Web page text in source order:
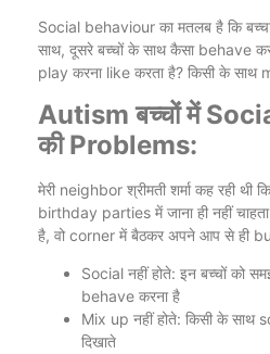
Social behaviour का मतलब है कि
साथ, दूसरे बच्चों के साथ कैसा behave
play करना like करता है? किसी के साथ
Autism बच्चों में
की Problems:
मेरी neighbor श्रीमती शर्मा कह रही थी
birthday parties में जाना ही नहीं
है, वो corner में बैठकर अपने आप से ही
Social नहीं होते: इन बच्चों को
behave करना है
Mix up नहीं होते: किसी के
दिखाते